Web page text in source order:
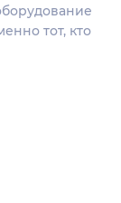
тот, кто